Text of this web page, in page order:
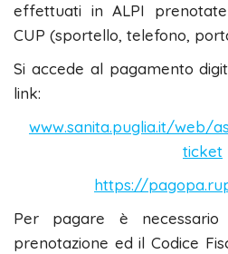
effettuati in ALPI
CUP (sportello, telefono,
Si accede al pagamento
link:
www.sanita.puglia.it/web/
ticket
https://
Per pagare è
prenotazione ed il Codice